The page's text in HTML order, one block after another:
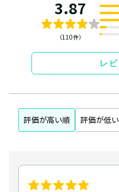
3.87
（110件）
レ
評価が高い順 評価が低